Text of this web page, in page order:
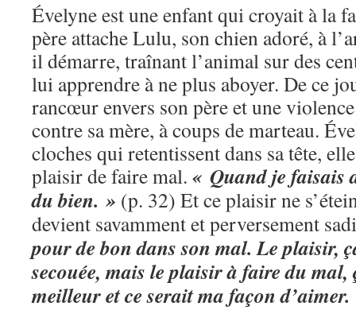
Évelyne est une enfant qui croyait à la
père attache Lulu, son chien adoré, à
il démarre, traînant l’animal sur des
lui apprendre à ne plus aboyer. De ce
rancœur envers son père et une
contre sa mère, à coups de marteau.
cloches qui retentissent dans sa tête,
plaisir de faire mal. « Quand je faisais
du bien. » (p. 32) Et ce plaisir ne
devient savamment et perversement
pour de bon dans son mal. Le plaisir,
secouée, mais le plaisir à faire du
meilleur et ce serait ma façon